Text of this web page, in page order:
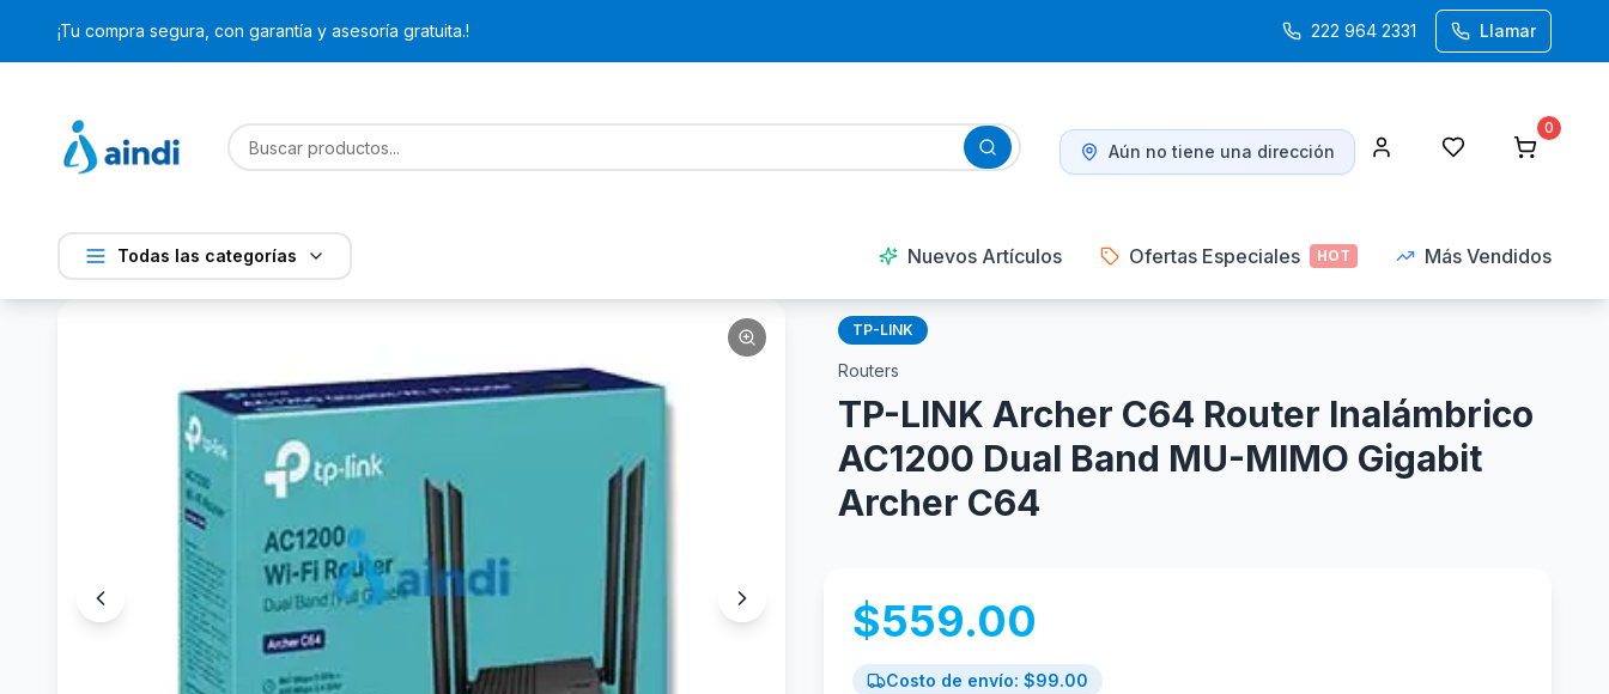
¡Tu compra segura, con garantía y asesoría gratuita.! 222 964 2331 Llamar
Aún no tiene una dirección
0
Todas las categorías Nuevos Artículos Ofertas Especiales HOT Más Vendidos
TP-LINK
Routers
TP-LINK Archer C64 Router Inalámbrico
AC1200 Dual Band MU-MIMO Gigabit
Archer C64
$559.00
Costo de envío: $99.00